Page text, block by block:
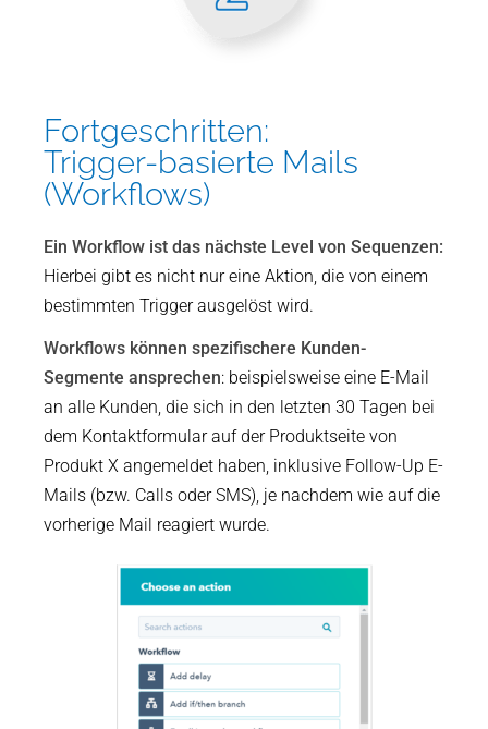
Fortgeschritten:
Trigger-basierte Mails
(Workflows)
Ein Workflow ist das nächste Level von Sequenzen:
Hierbei gibt es nicht nur eine Aktion, die von einem
bestimmten Trigger ausgelöst wird.
Workflows können spezifischere Kunden-
Segmente ansprechen: beispielsweise eine E-Mail
an alle Kunden, die sich in den letzten 30 Tagen bei
dem Kontaktformular auf der Produktseite von
Produkt X angemeldet haben, inklusive Follow-Up E-
Mails (bzw. Calls oder SMS), je nachdem wie auf die
vorherige Mail reagiert wurde.